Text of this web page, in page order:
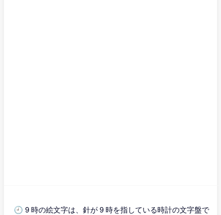
🕘 9 時の絵文字は、針が 9 時を指している時計の文字盤で